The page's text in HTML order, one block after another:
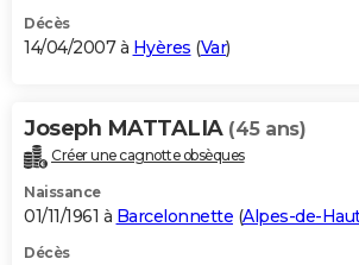
Décès
14/04/2007 à Hyères (Var)
Joseph MATTALIA (45 ans)
Créer une cagnotte obsèques
Naissance
01/11/1961 à Barcelonnette (Alpes-de-
Décès